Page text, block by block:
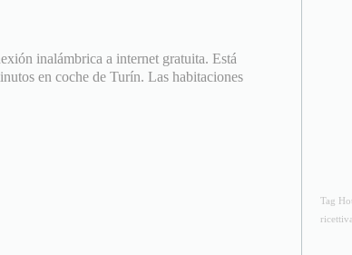
inalámbrica a internet gratuita. Está
en coche de Turín. Las habitaciones
Tag
ricettiva